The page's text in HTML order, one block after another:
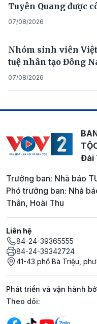
Tuyên Quang được
07/08/2026
Nhóm sinh viên
tuệ nhân tạo Đông
07/08/2026
Đài
Trưởng ban: Nhà báo
Phó trưởng ban: Nhà
Thân, Hoài Thu
Liên hệ
84-24-39365555
84-24-39342724
41-43 phố Bà Triệu,
Phát triển và vận hành
Mạng xã hội
Theo dõi: